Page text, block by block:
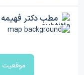
مطب دکتر